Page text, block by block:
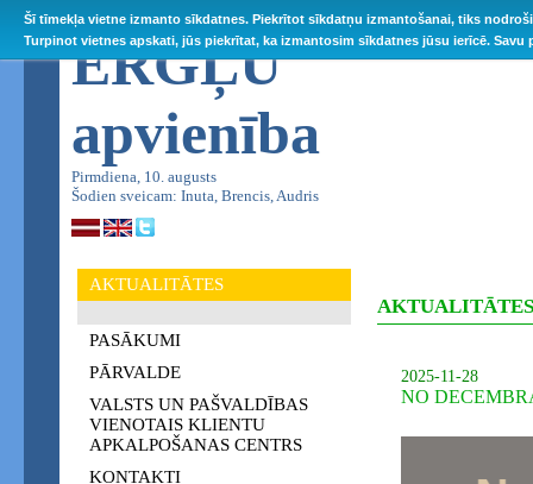
Šī tīmekļa vietne izmanto sīkdatnes. Piekrītot sīkdatņu izmantošanai, tiks
Turpinot vietnes apskati, jūs piekrītat, ka izmantosim sīkdatnes jūsu ierīcē.
ĒRGĻU
apvienība
Pirmdiena, 10. augusts
Šodien sveicam: Inuta, Brencis, Audris
AKTUALITĀTES
PASĀKUMI
PĀRVALDE
VALSTS UN PAŠVALDĪBAS
VIENOTAIS KLIENTU
APKALPOŠANAS CENTRS
KONTAKTI
AKTUALITĀTES
2025-11-28
NO